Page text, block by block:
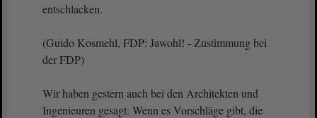
entschlacken.
(Guido Kosmehl, FDP: Jawohl! - Zustimmung bei
der FDP)
Wir haben gestern auch bei den Architekten und
Ingenieuren gesagt: Wenn es Vorschläge gibt, die